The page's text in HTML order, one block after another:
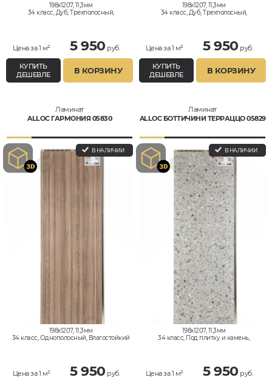
198x1207, 11,3мм
34 класс, Дуб, Трехполосный,
Цена за 1 м² 5 950 руб.
КУПИТЬ
ДЕШЕВЛЕ
В КОРЗИНУ
198x1207, 11,3мм
34 класс, Дуб, Трехполосный,
Цена за 1 м² 5 950 руб.
КУПИТЬ
ДЕШЕВЛЕ
В КОРЗИНУ
Ламинат
ALLOC ГАРМОНИЯ 05830
В НАЛИЧИИ
198x1207, 11,3мм
34 класс, Однополосный, Влагостойкий
Цена за 1 м² 5 950 руб.
Ламинат
ALLOC БОТТИЧИНИ ТЕРРАЦЦО 05829
В НАЛИЧИИ
198x1207, 11,3мм
34 класс, Под плитку и камень,
Цена за 1 м² 5 950 руб.